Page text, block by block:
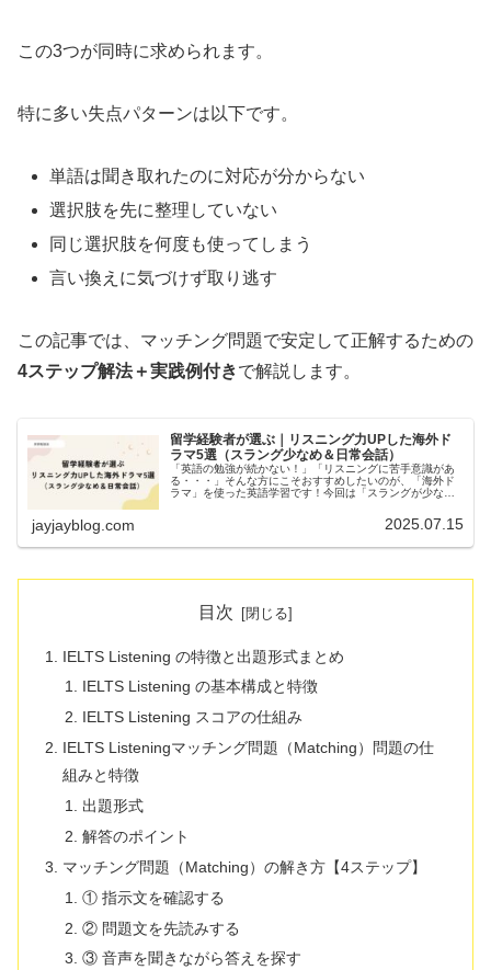
この3つが同時に求められます。
特に多い失点パターンは以下です。
単語は聞き取れたのに対応が分からない
選択肢を先に整理していない
同じ選択肢を何度も使ってしまう
言い換えに気づけず取り逃す
この記事では、マッチング問題で安定して正解するための
4ステップ解法＋実践例付きで解説します。
留学経験者が選ぶ｜リスニング力UPした海外ド
ラマ5選（スラング少なめ＆日常会話）
「英語の勉強が続かない！」「リスニングに苦手意識があ
る・・・」そんな方にこそおすすめしたいのが、「海外ド
ラマ」を使った英語学習です！今回は「スラングが少なく
jayjayblog.com 2025.07.15
目次
IELTS Listening の特徴と出題形式まとめ
IELTS Listening の基本構成と特徴
IELTS Listening スコアの仕組み
IELTS Listeningマッチング問題（Matching）問題の仕
組みと特徴
出題形式
解答のポイント
マッチング問題（Matching）の解き方【4ステップ】
① 指示文を確認する
② 問題文を先読みする
③ 音声を聞きながら答えを探す